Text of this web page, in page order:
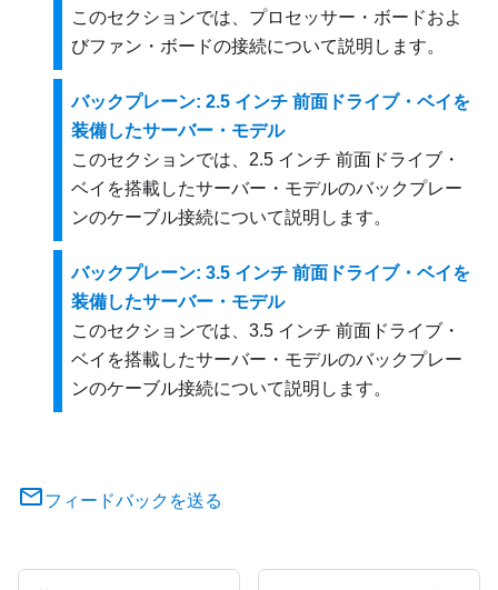
このセクションでは、プロセッサー・ボードおよ
びファン・ボードの接続について説明します。
バックプレーン: 2.5 インチ 前面ドライブ・ベイを
装備したサーバー・モデル
このセクションでは、2.5 インチ 前面ドライブ・
ベイを搭載したサーバー・モデルのバックプレー
ンのケーブル接続について説明します。
バックプレーン: 3.5 インチ 前面ドライブ・ベイを
装備したサーバー・モデル
このセクションでは、3.5 インチ 前面ドライブ・
ベイを搭載したサーバー・モデルのバックプレー
ンのケーブル接続について説明します。
フィードバックを送る